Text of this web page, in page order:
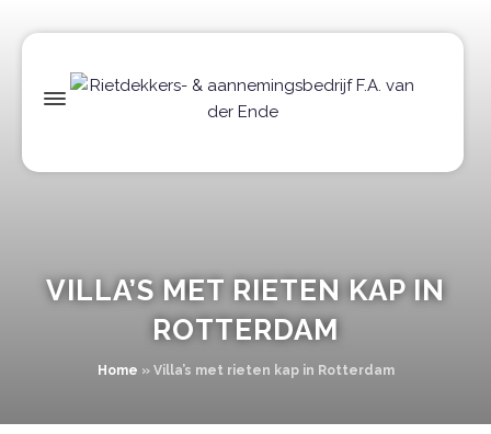
VILLA’S MET RIETEN KAP IN
ROTTERDAM
Home » Villa’s met rieten kap in Rotterdam